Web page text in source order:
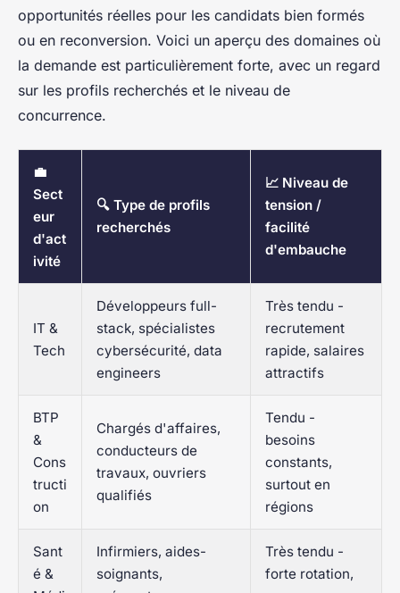
opportunités réelles pour les candidats bien formés
ou en reconversion. Voici un aperçu des domaines où
la demande est particulièrement forte, avec un regard
sur les profils recherchés et le niveau de
concurrence.
💼
Sect
eur
d'act
ivité
🔍 Type de profils
recherchés
📈 Niveau de
tension /
facilité
d'embauche
IT &
Tech
Développeurs full-
stack, spécialistes
cybersécurité, data
engineers
Très tendu -
recrutement
rapide, salaires
attractifs
BTP
&
Cons
tructi
on
Chargés d'affaires,
conducteurs de
travaux, ouvriers
qualifiés
Tendu -
besoins
constants,
surtout en
régions
Sant
é &
Infirmiers, aides-
soignants,
Très tendu -
forte rotation,